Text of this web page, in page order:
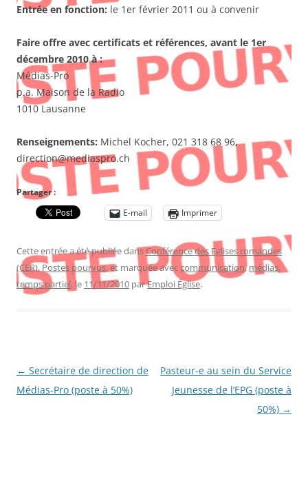
Entrée en fonction: le 1er février 2011 ou à convenir
Faire offre avec certificats et références, avant le 1er
décembre 2010 à :
Médias-Pro
p.a. Maison de la Radio
1010 Lausanne
Renseignements: Michel Kocher, 021 318 68 96,
direction@mediaspro.ch
Partager :
E-mail
Imprimer
Cette entrée a été publiée dansConférence des Eglises romandes
(CER),Postes pourvus, et marquée aveccommunication,médias,
temps partiel, le 11/11/2010 parEmploi Église.
Navigation
des
← Secrétaire de direction de
Médias-Pro (poste à 50%)
Pasteur-e au sein du Service
Jeunesse de l’EPG (poste à
50%) →